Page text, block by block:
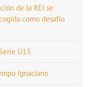
de la REI se
como desafío
U13
Ignaciano